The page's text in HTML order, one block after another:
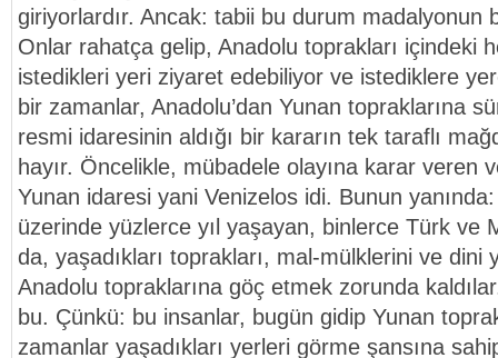
giriyorlardır. Ancak: tabii bu durum madalyonun
Onlar rahatça gelip, Anadolu toprakları içindeki
istedikleri yeri ziyaret edebiliyor ve istediklere
bir zamanlar, Anadolu’dan Yunan topraklarına
resmi idaresinin aldığı bir kararın tek taraflı
hayır. Öncelikle, mübadele olayına karar veren
Yunan idaresi yani Venizelos idi. Bunun
üzerinde yüzlerce yıl yaşayan, binlerce Türk ve
da, yaşadıkları toprakları, mal-mülklerini ve dini
Anadolu topraklarına göç etmek zorunda
bu. Çünkü: bu insanlar, bugün gidip Yunan
zamanlar yaşadıkları yerleri görme şansına